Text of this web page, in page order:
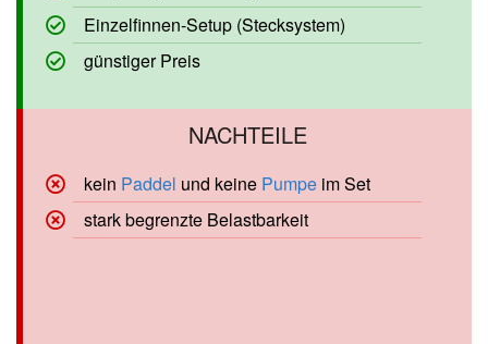
ausgewogene Laufeigenschaften
Einzelfinnen-Setup (Stecksystem)
keinPaddelund keinePumpeim Set
stark begrenzte Belastbarkeit